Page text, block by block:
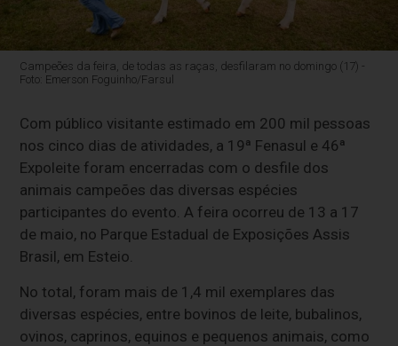
Campeões da feira, de todas as raças, desfilaram no domingo (17) -
Foto: Emerson Foguinho/Farsul
Com público visitante estimado em 200 mil pessoas
nos cinco dias de atividades, a 19ª Fenasul e 46ª
Expoleite foram encerradas com o desfile dos
animais campeões das diversas espécies
participantes do evento. A feira ocorreu de 13 a 17
de maio, no Parque Estadual de Exposições Assis
Brasil, em Esteio.
No total, foram mais de 1,4 mil exemplares das
diversas espécies, entre bovinos de leite, bubalinos,
ovinos, caprinos, equinos e pequenos animais, como